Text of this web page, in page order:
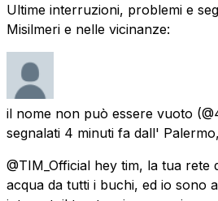
Ultime interruzioni, problemi e
Misilmeri e nelle vicinanze:
il nome non può essere vuoto
segnalati 4 minuti fa dall'
@TIM_Official hey tim, la tua rete
acqua da tutti i buchi, ed io sono